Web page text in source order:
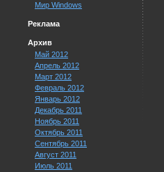
Мир Windows
Реклама
Архив
Май 2012
Апрель 2012
Март 2012
Февраль 2012
Январь 2012
Декабрь 2011
Ноябрь 2011
Октябрь 2011
Сентябрь 2011
Август 2011
Июль 2011